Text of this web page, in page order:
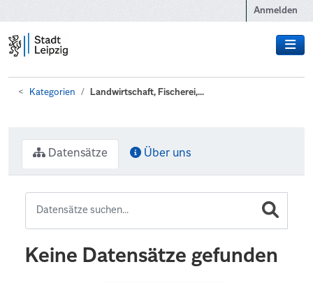
Anmelden
Kategorien Landwirtschaft, Fischerei,...
Datensätze Über uns
Keine Datensätze gefunden